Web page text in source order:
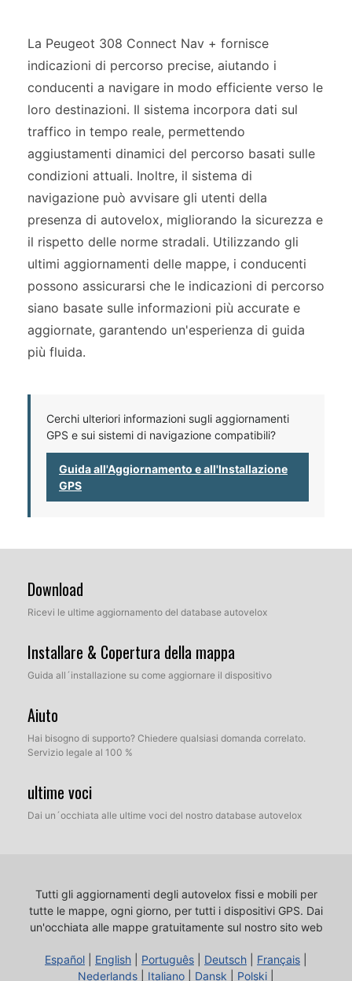
La Peugeot 308 Connect Nav + fornisce
indicazioni di percorso precise, aiutando i
conducenti a navigare in modo efficiente verso le
loro destinazioni. Il sistema incorpora dati sul
traffico in tempo reale, permettendo
aggiustamenti dinamici del percorso basati sulle
condizioni attuali. Inoltre, il sistema di
navigazione può avvisare gli utenti della
presenza di autovelox, migliorando la sicurezza e
il rispetto delle norme stradali. Utilizzando gli
ultimi aggiornamenti delle mappe, i conducenti
possono assicurarsi che le indicazioni di percorso
siano basate sulle informazioni più accurate e
aggiornate, garantendo un'esperienza di guida
più fluida.
Cerchi ulteriori informazioni sugli aggiornamenti
GPS e sui sistemi di navigazione compatibili?
Guida all'Aggiornamento e all'Installazione
GPS
Download
Ricevi le ultime aggiornamento del database autovelox
Installare & Copertura della mappa
Guida all´installazione su come aggiornare il dispositivo
Aiuto
Hai bisogno di supporto? Chiedere qualsiasi domanda correlato.
Servizio legale al 100 %
ultime voci
Dai un´occhiata alle ultime voci del nostro database autovelox
Tutti gli aggiornamenti degli autovelox fissi e mobili per
tutte le mappe, ogni giorno, per tutti i dispositivi GPS. Dai
un'occhiata alle mappe gratuitamente sul nostro sito web
Español English Português Deutsch Français
Nederlands
Italiano Dansk Polski